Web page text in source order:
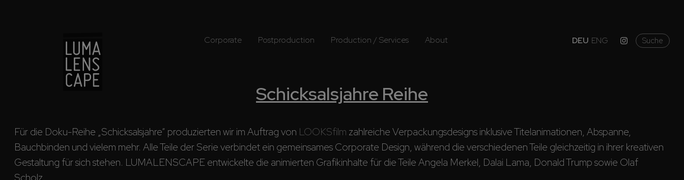
Corporate Postproduction Production / Services About DEU ENG Suche
Schicksalsjahre Reihe
Für die Doku-Reihe „Schicksalsjahre“ produzierten wir im Auftrag von LOOKSfilm zahlreiche Verpackungsdesigns inklusive Titelanimationen, Abspanne,
Bauchbinden und vielem mehr. Alle Teile der Serie verbindet ein gemeinsames Corporate Design, während die verschiedenen Teile gleichzeitig in ihrer kreativen
Gestaltung für sich stehen. LUMALENSCAPE entwickelte die animierten Grafikinhalte für die Teile Angela Merkel, Dalai Lama, Donald Trump sowie Olaf